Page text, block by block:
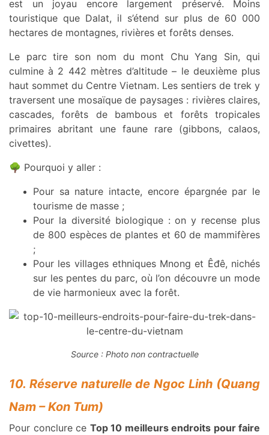
est un joyau encore largement préservé. Moins
touristique que Dalat, il s’étend sur plus de 60 000
hectares de montagnes, rivières et forêts denses.
Le parc tire son nom du mont Chu Yang Sin, qui
culmine à 2 442 mètres d’altitude – le deuxième plus
haut sommet du Centre Vietnam. Les sentiers de trek y
traversent une mosaïque de paysages : rivières claires,
cascades, forêts de bambous et forêts tropicales
primaires abritant une faune rare (gibbons, calaos,
civettes).
🌳 Pourquoi y aller :
Pour sa nature intacte, encore épargnée par le
tourisme de masse ;
Pour la diversité biologique : on y recense plus
de 800 espèces de plantes et 60 de mammifères
;
Pour les villages ethniques Mnong et Êđê, nichés
sur les pentes du parc, où l’on découvre un mode
de vie harmonieux avec la forêt.
Source : Photo non contractuelle
10. Réserve naturelle de Ngoc Linh (Quang
Nam – Kon Tum)
Pour conclure ce Top 10 meilleurs endroits pour faire